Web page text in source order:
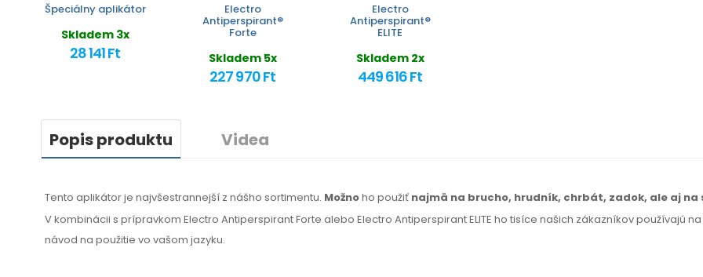
Špeciálny aplikátor
Skladem 3x
28 141 Ft
Electro
Antiperspirant®
Forte
Skladem 5x
227 970 Ft
Electro
Antiperspirant®
ELITE
Skladem 2x
449 616 Ft
Popis produktu Videa
Tento aplikátor je najvšestrannejší z nášho sortimentu. Možnoho použiť najmä na brucho, hrudník, chrbát, zadok, ale aj na
V kombinácii s prípravkom Electro Antiperspirant Forte alebo Electro Antiperspirant ELITE ho tisíce našich zákazníkov používajú
návod na použitie vo vašom jazyku.